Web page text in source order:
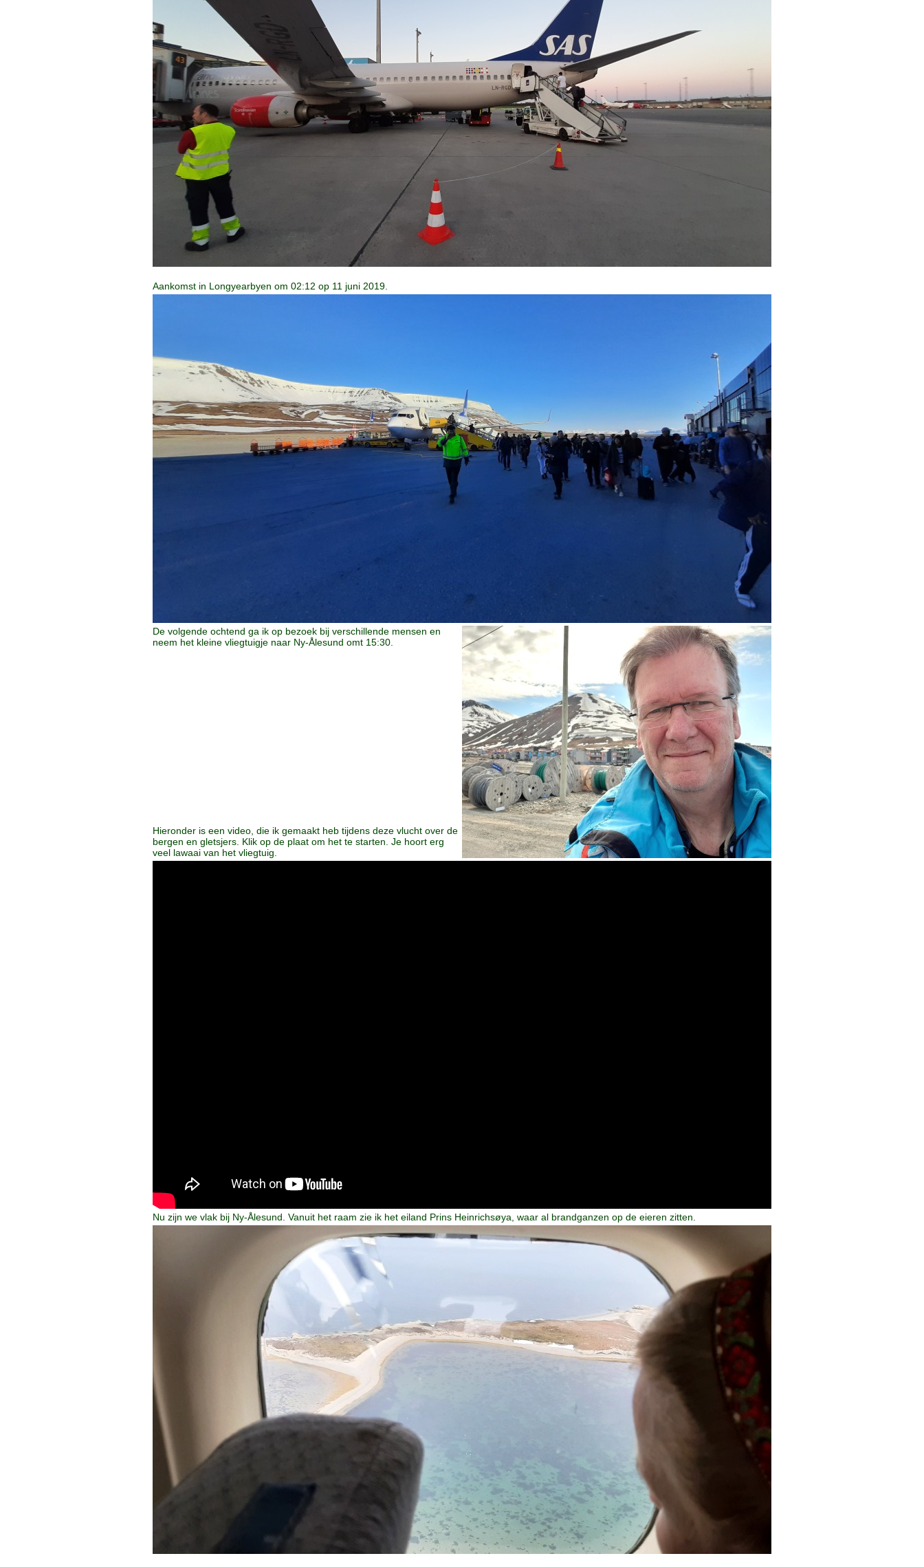
Aankomst in Longyearbyen om 02:12 op 11 juni 2019.
De volgende ochtend ga ik op bezoek bij verschillende mensen en
neem het kleine vliegtuigje naar Ny-Ålesund omt 15:30.
Hieronder is een video, die ik gemaakt heb tijdens deze vlucht over de
bergen en gletsjers. Klik op de plaat om het te starten. Je hoort erg
veel lawaai van het vliegtuig.
Nu zijn we vlak bij Ny-Ålesund. Vanuit het raam zie ik het eiland Prins Heinrichsøya, waar al brandganzen op de eieren zitten.